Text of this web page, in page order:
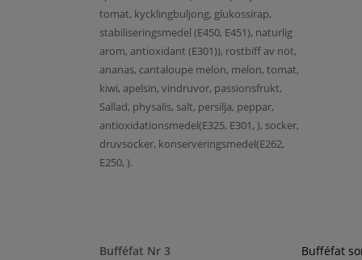
tomat, kycklingbuljong, glukossirap,
stabiliseringsmedel (E450, E451), naturlig
arom, antioxidant (E301)), rostbiff av nöt,
ananas, cantaloupe melon, melon, tomat,
kiwi, apelsin, vindruvor, passionsfrukt,
Sallad, physalis, salt, persilja, peppar,
antioxidationsmedel(E325, E301, ), socker,
druvsocker, konserveringsmedel(E262,
E250, ).
Bufféfat Nr 3
Bufféfat